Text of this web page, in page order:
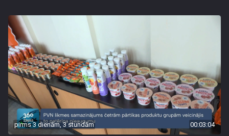
pirms 3 dienām, 3 stundām 00:03:04